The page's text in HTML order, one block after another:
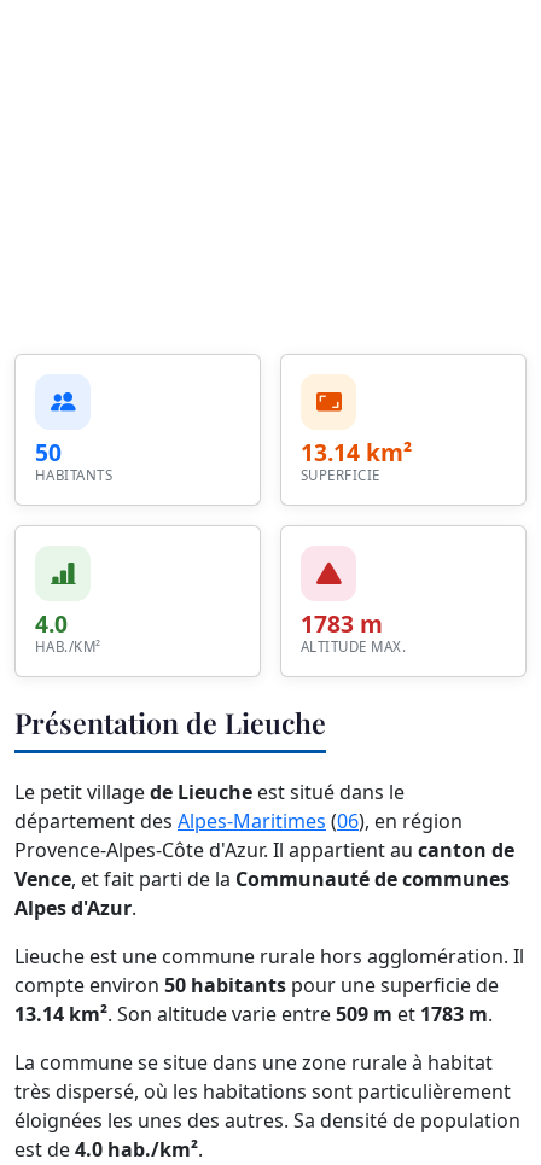
50
HABITANTS
13.14 km²
SUPERFICIE
4.0
HAB./KM²
1783 m
ALTITUDE MAX.
Présentation de Lieuche
Le petit villagede Lieuche est situé dans le
département des Alpes-Maritimes (06), en région
Provence-Alpes-Côte d'Azur. Il appartient au canton de
Vence, et fait parti de la Communauté de communes
Alpes d'Azur.
Lieuche est une commune rurale hors agglomération. Il
compte environ 50 habitants pour une superficie de
13.14 km². Son altitude varie entre509 m et 1783 m.
La commune se situe dans une zone rurale à habitat
très dispersé, où les habitations sont particulièrement
éloignées les unes des autres. Sa densité de population
est de4.0 hab./km².